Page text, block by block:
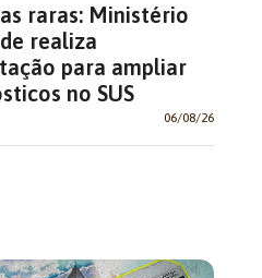
raras: Ministério
realiza
para ampliar
no SUS
06/08/26